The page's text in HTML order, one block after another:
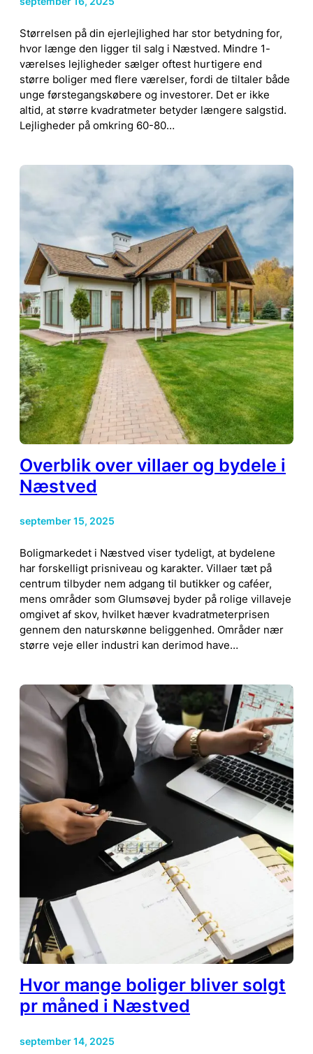
Størrelsen på din ejerlejlighed har stor betydning for,
hvor længe den ligger til salg i Næstved. Mindre 1-
værelses lejligheder sælger oftest hurtigere end
større boliger med flere værelser, fordi de tiltaler både
unge førstegangskøbere og investorer. Det er ikke
altid, at større kvadratmeter betyder længere salgstid.
Lejligheder på omkring 60-80…
Overblik over villaer og bydele i
Næstved
september 15, 2025
Boligmarkedet i Næstved viser tydeligt, at bydelene
har forskelligt prisniveau og karakter. Villaer tæt på
centrum tilbyder nem adgang til butikker og caféer,
mens områder som Glumsøvej byder på rolige villaveje
omgivet af skov, hvilket hæver kvadratmeterprisen
gennem den naturskønne beliggenhed. Områder nær
større veje eller industri kan derimod have…
Hvor mange boliger bliver solgt
pr måned i Næstved
september 14, 2025